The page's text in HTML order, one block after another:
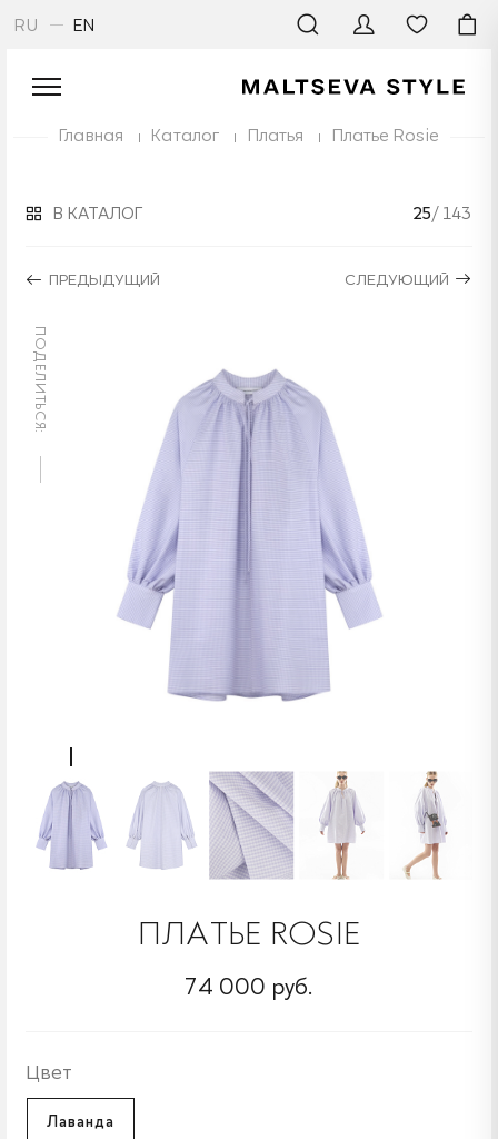
RU EN
Главная Каталог Платья Платье Rosie
В КАТАЛОГ
ПРЕДЫДУЩИЙ
25/ 143
СЛЕДУЮЩИЙ
ПОДЕЛИТЬСЯ:
ПЛАТЬЕ ROSIE
74 000 руб.
Цвет
Лаванда